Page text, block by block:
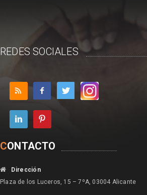
REDES SOCIALES
CONTACTO
Dirección
Plaza de los Luceros, 15 – 7ºA, 03004 Alicante